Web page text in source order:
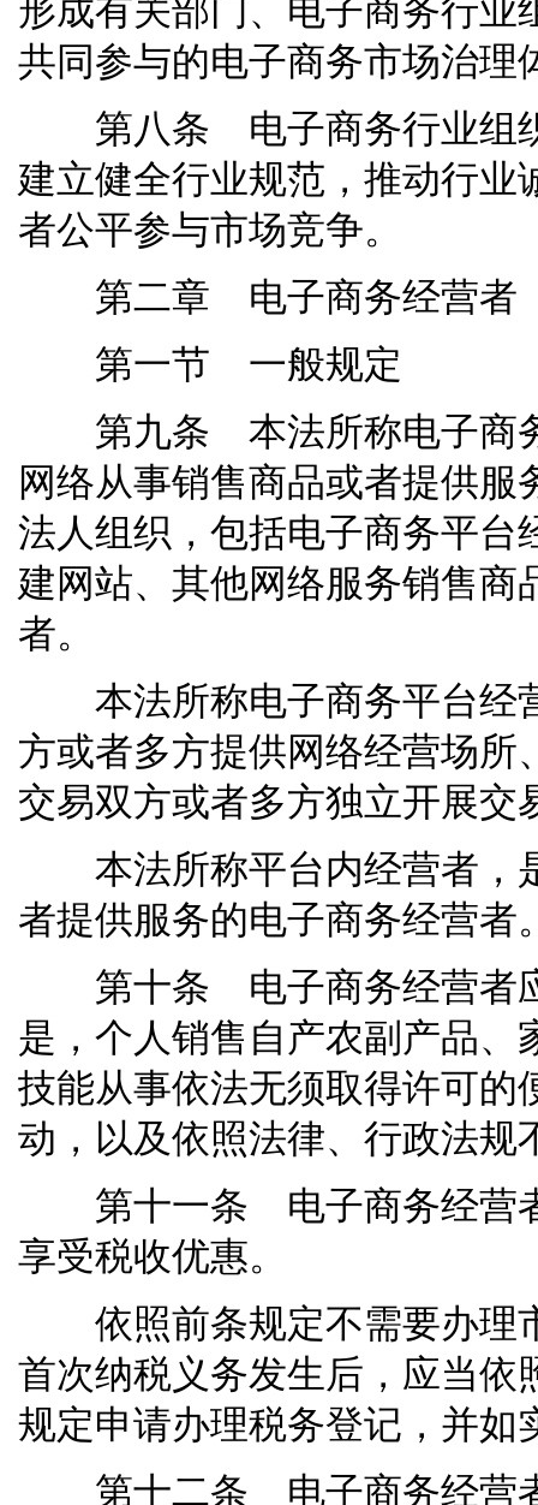
形成有关部门、电子商务行
共同参与的电子商务市场治理
第八条 电子商务行业组织
建立健全行业规范，推动行
者公平参与市场竞争。
第二章 电子商务经营者
第一节 一般规定
第九条 本法所称电子商务
网络从事销售商品或者提供
法人组织，包括电子商务平台
建网站、其他网络服务销售
者。
本法所称电子商务平台经
方或者多方提供网络经营场
交易双方或者多方独立开展
本法所称平台内经营者，
者提供服务的电子商务经营者
第十条 电子商务经营者应
是，个人销售自产农副产品
技能从事依法无须取得许可的
动，以及依照法律、行政法规
第十一条 电子商务经营者
享受税收优惠。
依照前条规定不需要办理
首次纳税义务发生后，应当依
规定申请办理税务登记，并如
第十二条 电子商务经营者